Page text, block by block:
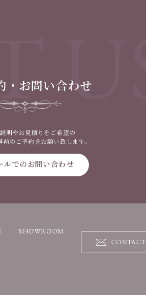
・お問い合わせ
明やお見積りをご希望の
のご予約をお願い致します。
ルでのお問い合わせ
SHOWROOM
CONTACT